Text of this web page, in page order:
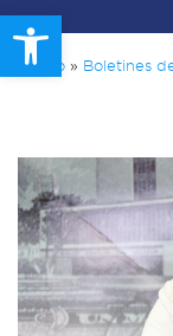
Open
Inicio » Boletines